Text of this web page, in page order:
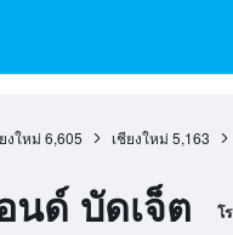
งใหม่ 6,605 เชียงใหม่ 5,163
นด์ บัดเจ็ต โ